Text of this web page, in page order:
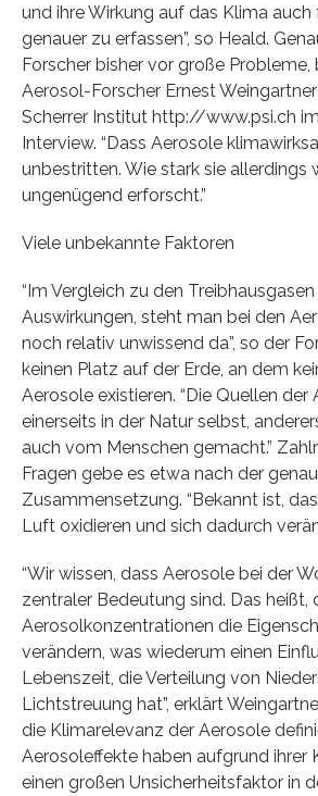
und ihre Wirkung auf das Klima
genauer zu erfassen”, so Heald.
Forscher bisher vor große
Aerosol-Forscher Ernest
Scherrer Institut http://www.psi.ch
Interview. “Dass Aerosole
unbestritten. Wie stark sie allerdings
ungenügend erforscht.”
Viele unbekannte Faktoren
“Im Vergleich zu den
Auswirkungen, steht man bei den
noch relativ unwissend da”, so der
keinen Platz auf der Erde, an dem
Aerosole existieren. “Die Quellen der
einerseits in der Natur selbst,
auch vom Menschen gemacht.”
Fragen gebe es etwa nach der
Zusammensetzung. “Bekannt ist,
Luft oxidieren und sich dadurch
“Wir wissen, dass Aerosole bei der
zentraler Bedeutung sind. Das heißt,
Aerosolkonzentrationen die
verändern, was wiederum einen
Lebenszeit, die Verteilung von
Lichtstreuung hat”, erklärt
die Klimarelevanz der Aerosole
Aerosoleffekte haben aufgrund ihrer
einen großen Unsicherheitsfaktor in